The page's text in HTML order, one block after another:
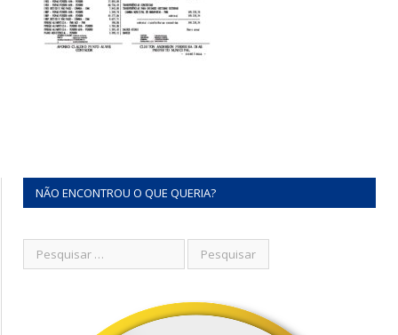
NÃO ENCONTROU O QUE QUERIA?